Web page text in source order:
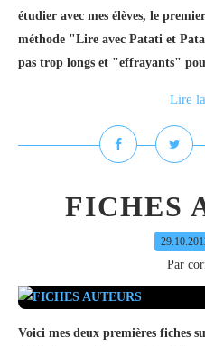
étudier avec mes élèves, le
méthode "Lire avec Patati et
pas trop longs et "effrayants"
Lire
FICHES
Par
Voici mes deux premières fiches